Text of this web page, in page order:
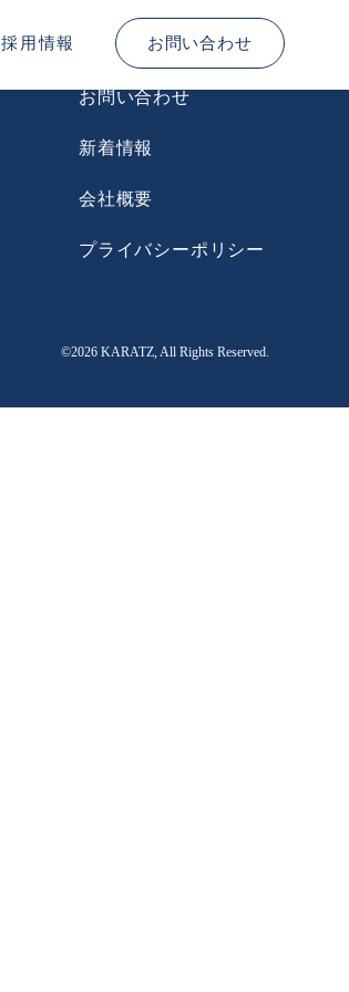
採用情報 お問い合わせ
お問い合わせ
新着情報
会社概要
プライバシーポリシー
©2026 KARATZ, All Rights Reserved.